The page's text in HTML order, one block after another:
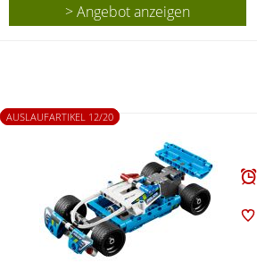
> Angebot anzeigen
AUSLAUFARTIKEL 12/20